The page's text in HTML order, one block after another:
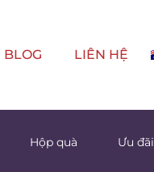
BLOG LIÊN HỆ
Hộp quà Ưu đãi